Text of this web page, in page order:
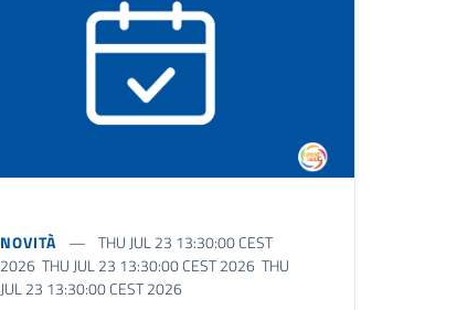
NOVITÀ
THU JUL 23 13:30:00 CEST
2026 THU JUL 23 13:30:00 CEST 2026 THU
JUL 23 13:30:00 CEST 2026